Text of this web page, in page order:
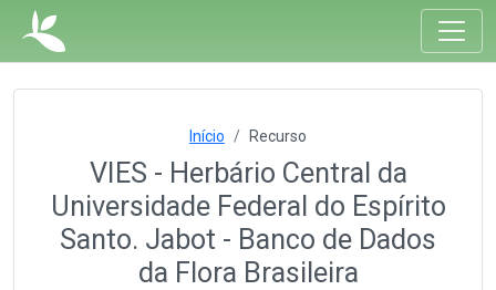
Início Recurso
VIES - Herbário Central da
Universidade Federal do Espírito
Santo. Jabot - Banco de Dados
da Flora Brasileira